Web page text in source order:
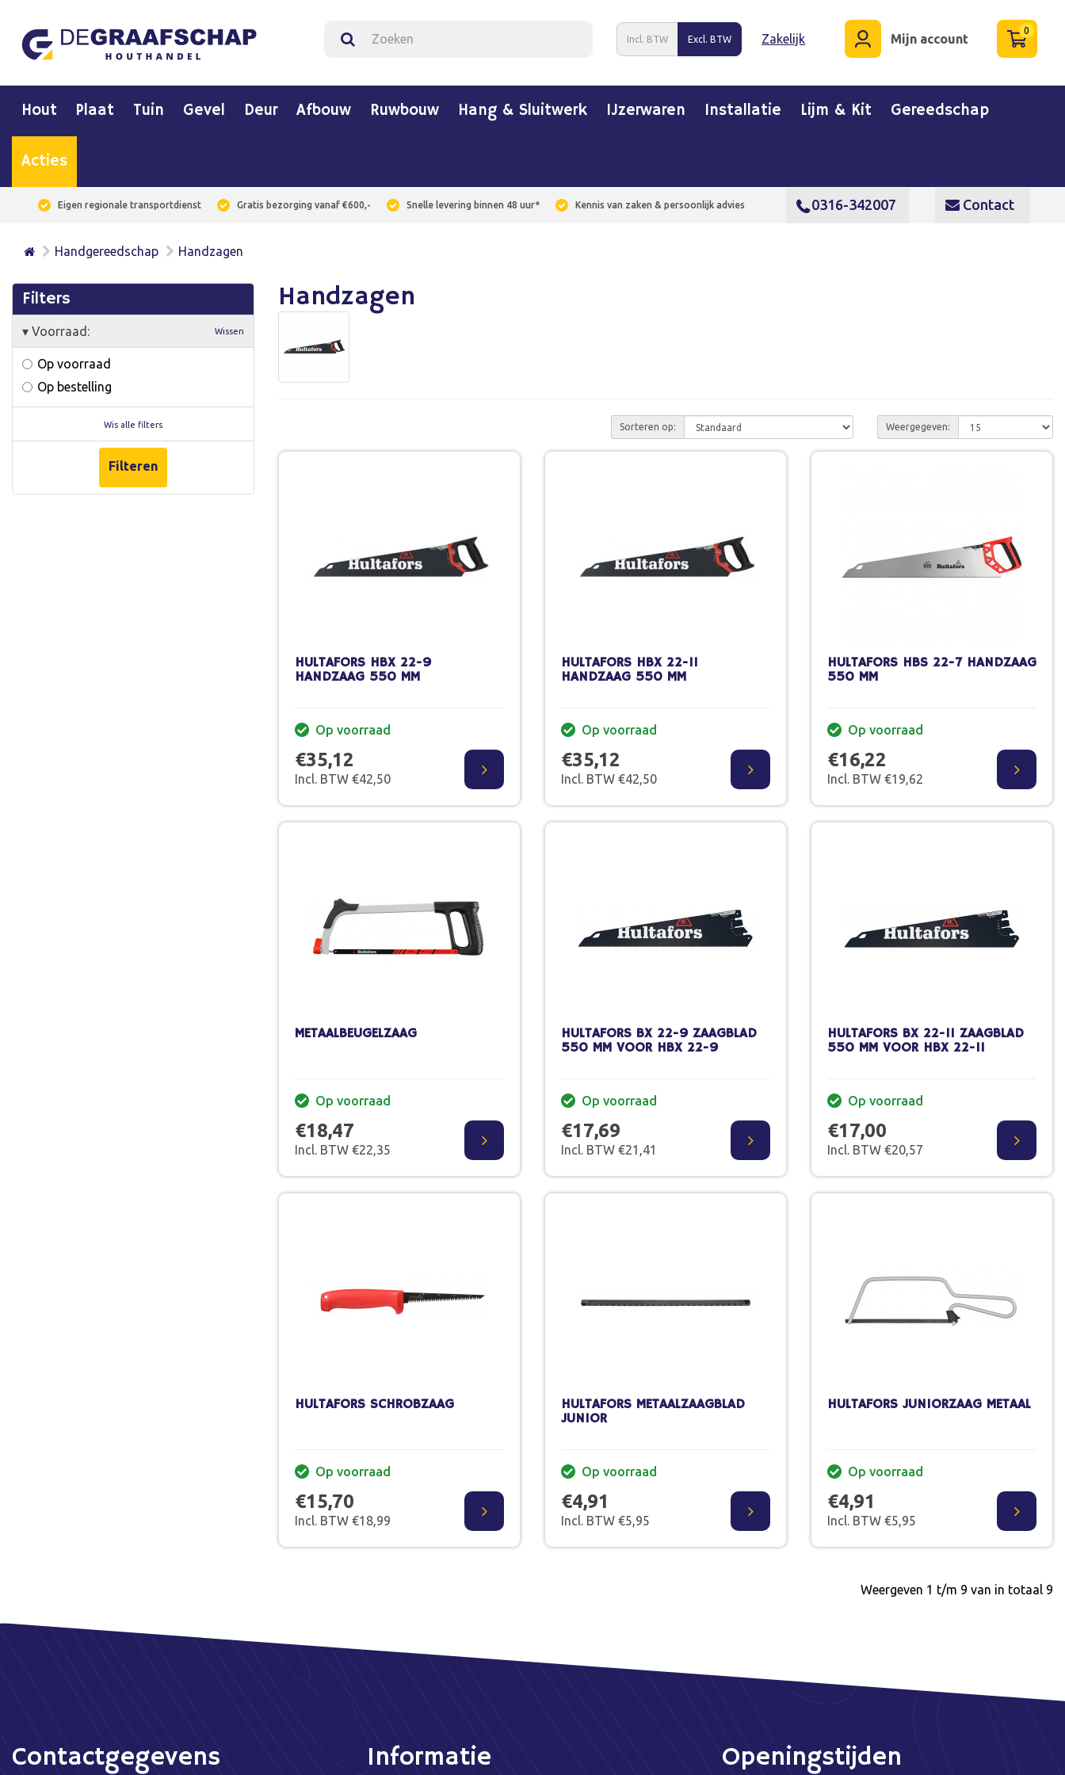
Incl. BTW Excl. BTW Zakelijk Mijn account
0
Hout Plaat Tuin Gevel Deur Afbouw Ruwbouw Hang & Sluitwerk IJzerwaren Installatie Lijm & Kit Gereedschap
Acties
Eigen regionale transportdienst Gratis bezorging vanaf €600,- Snelle levering binnen 48 uur* Kennis van zaken & persoonlijk advies 0316-342007 Contact
Handgereedschap Handzagen
Filters
▾ Voorraad: Wissen
Op voorraad
Op bestelling
Wis alle filters
Filteren
Handzagen
Sorteren op: Weergegeven:
HULTAFORS HBX 22-9
HANDZAAG 550 MM
Op voorraad
€35,12
Incl. BTW €42,50
HULTAFORS HBX 22-11
HANDZAAG 550 MM
Op voorraad
€35,12
Incl. BTW €42,50
HULTAFORS HBS 22-7 HANDZAAG
550 MM
Op voorraad
€16,22
Incl. BTW €19,62
METAALBEUGELZAAG
Op voorraad
€18,47
Incl. BTW €22,35
HULTAFORS BX 22-9 ZAAGBLAD
550 MM VOOR HBX 22-9
Op voorraad
€17,69
Incl. BTW €21,41
HULTAFORS BX 22-11 ZAAGBLAD
550 MM VOOR HBX 22-11
Op voorraad
€17,00
Incl. BTW €20,57
HULTAFORS SCHROBZAAG
Op voorraad
€15,70
Incl. BTW €18,99
HULTAFORS METAALZAAGBLAD
JUNIOR
Op voorraad
€4,91
Incl. BTW €5,95
HULTAFORS JUNIORZAAG METAAL
Op voorraad
€4,91
Incl. BTW €5,95
Weergeven 1 t/m 9 van in totaal 9
Contactgegevens Informatie Openingstijden